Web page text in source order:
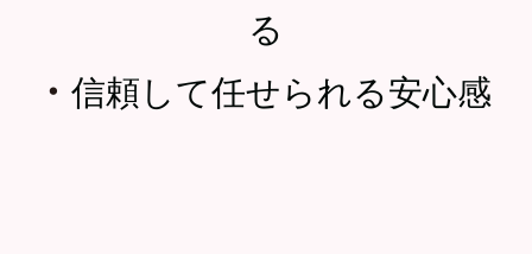
る
・ 信頼して任せられる安心感